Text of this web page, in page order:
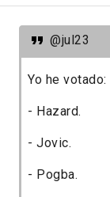
@jul23
Yo he votado:
- Hazard.
- Jovic.
- Pogba.